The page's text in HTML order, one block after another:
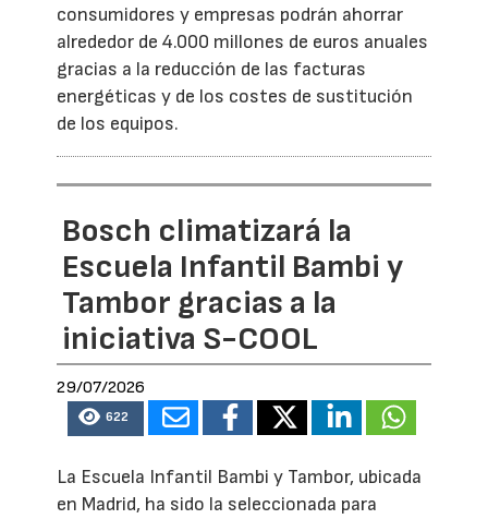
consumidores y empresas podrán ahorrar
alrededor de 4.000 millones de euros anuales
gracias a la reducción de las facturas
energéticas y de los costes de sustitución
de los equipos.
Bosch climatizará la
Escuela Infantil Bambi y
Tambor gracias a la
iniciativa S-COOL
29/07/2026
622
La Escuela Infantil Bambi y Tambor, ubicada
en Madrid, ha sido la seleccionada para